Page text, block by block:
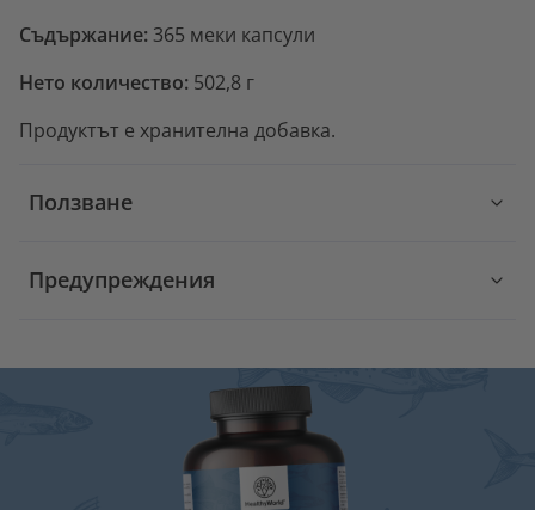
Съдържание: 365 меки капсули
Нето количество: 502,8 г
Продуктът е хранителна добавка.
Ползване
Предупреждения